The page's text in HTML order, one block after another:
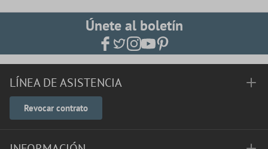
Únete al boletín
LÍNEA DE ASISTENCIA
Revocar contrato